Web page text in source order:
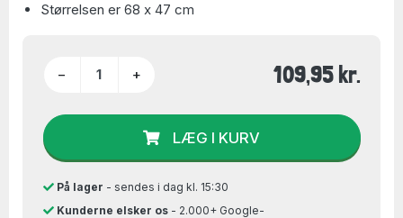
Størrelsen er 68 x 47 cm
− + 109,95 kr.
LÆG I KURV
På lager - sendes i dag kl. 15:30
Kunderne elsker os- 2.000+ Google-